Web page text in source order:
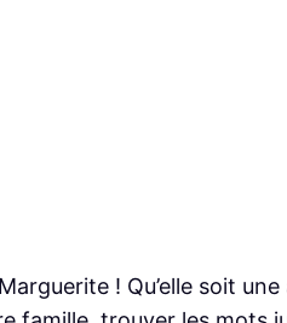
! Qu’elle soit